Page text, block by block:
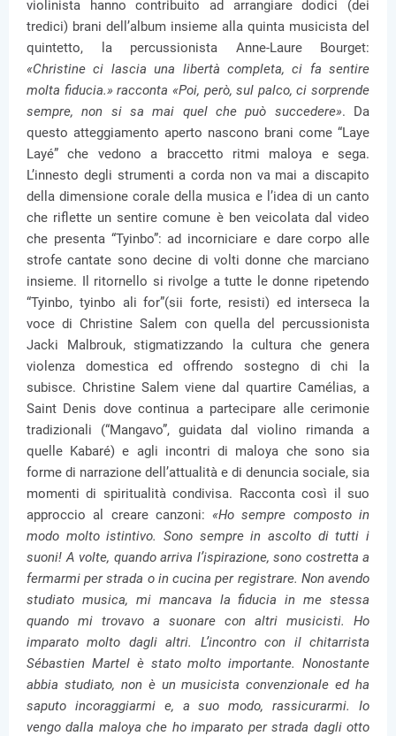
violinista hanno contribuito ad arrangiare dodici (dei
tredici) brani dell’album insieme alla quinta musicista del
quintetto, la percussionista Anne-Laure Bourget:
«Christine ci lascia una libertà completa, ci fa sentire
molta fiducia.» racconta «Poi, però, sul palco, ci sorprende
sempre, non si sa mai quel che può succedere». Da
questo atteggiamento aperto nascono brani come “Laye
Layé” che vedono a braccetto ritmi maloya e sega.
L’innesto degli strumenti a corda non va mai a discapito
della dimensione corale della musica e l’idea di un canto
che riflette un sentire comune è ben veicolata dal video
che presenta “Tyinbo”: ad incorniciare e dare corpo alle
strofe cantate sono decine di volti donne che marciano
insieme. Il ritornello si rivolge a tutte le donne ripetendo
“Tyinbo, tyinbo ali for”(sii forte, resisti) ed interseca la
voce di Christine Salem con quella del percussionista
Jacki Malbrouk, stigmatizzando la cultura che genera
violenza domestica ed offrendo sostegno di chi la
subisce. Christine Salem viene dal quartire Camélias, a
Saint Denis dove continua a partecipare alle cerimonie
tradizionali (“Mangavo”, guidata dal violino rimanda a
quelle Kabaré) e agli incontri di maloya che sono sia
forme di narrazione dell’attualità e di denuncia sociale, sia
momenti di spiritualità condivisa. Racconta così il suo
approccio al creare canzoni:«Ho sempre composto in
modo molto istintivo. Sono sempre in ascolto di tutti i
suoni! A volte, quando arriva l’ispirazione, sono costretta a
fermarmi per strada o in cucina per registrare. Non avendo
studiato musica, mi mancava la fiducia in me stessa
quando mi trovavo a suonare con altri musicisti. Ho
imparato molto dagli altri. L’incontro con il chitarrista
Sébastien Martel è stato molto importante. Nonostante
abbia studiato, non è un musicista convenzionale ed ha
saputo incoraggiarmi e, a suo modo, rassicurarmi. Io
vengo dalla maloya che ho imparato per strada dagli otto